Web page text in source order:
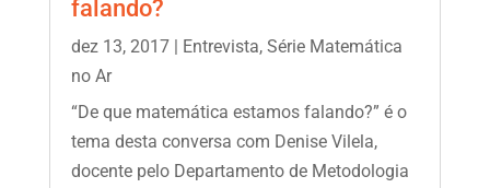
falando?
dez 13, 2017| Entrevista, Série Matemática
no Ar
“De que matemática estamos falando?” é o
tema desta conversa com Denise Vilela,
docente pelo Departamento de Metodologia